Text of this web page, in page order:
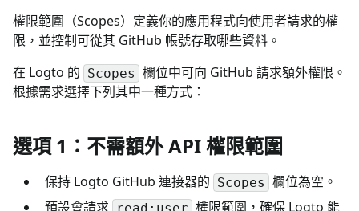
權限範圍（Scopes）定義你的應用程式向使用者請求的權
限，並控制可從其 GitHub 帳號存取哪些資料。
在 Logto 的 Scopes 欄位中可向 GitHub 請求額外權限。
根據需求選擇下列其中一種方式：
選項 1：不需額外 API 權限範圍
保持 Logto GitHub 連接器的 Scopes 欄位為空。
預設會請求 read:user 權限範圍，確保 Logto 能